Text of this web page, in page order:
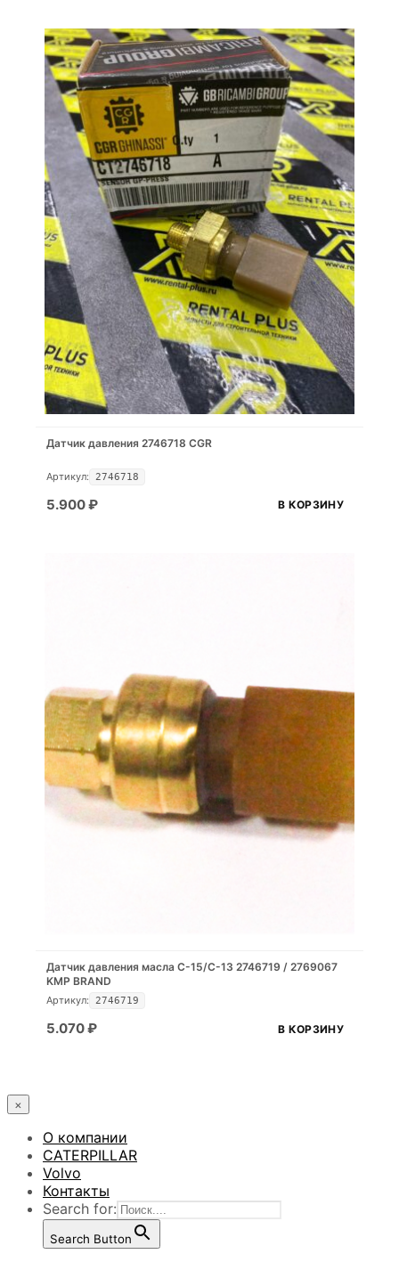
Датчик давления 2746718 CGR
Артикул: 2746718
5.900₽ В КОРЗИНУ
Датчик давления масла C-15/C-13 2746719 / 2769067
KMP BRAND
Артикул: 2746719
5.070₽ В КОРЗИНУ
×
О компании
CATERPILLAR
Volvo
Контакты
Search for:
Search Button